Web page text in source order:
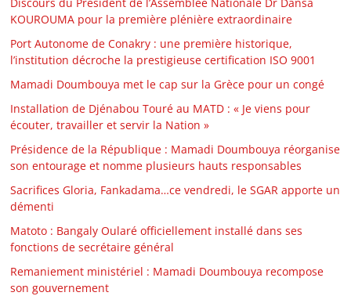
KOUROUMA pour la première plénière extraordinaire
Port Autonome de Conakry : une première historique,
l’institution décroche la prestigieuse certification ISO 9001
Mamadi Doumbouya met le cap sur la Grèce pour un congé
Installation de Djénabou Touré au MATD : « Je viens pour
écouter, travailler et servir la Nation »
Présidence de la République : Mamadi Doumbouya réorganise
son entourage et nomme plusieurs hauts responsables
Sacrifices Gloria, Fankadama…ce vendredi, le SGAR apporte un
démenti
Matoto : Bangaly Oularé officiellement installé dans ses
fonctions de secrétaire général
Remaniement ministériel : Mamadi Doumbouya recompose
son gouvernement